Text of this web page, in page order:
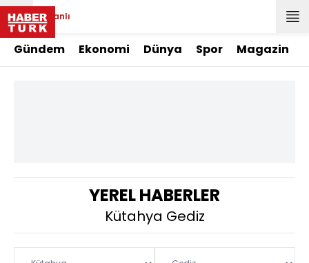
Canlı
Gündem Ekonomi Dünya Spor Magazin
YEREL HABERLER
Kütahya Gediz